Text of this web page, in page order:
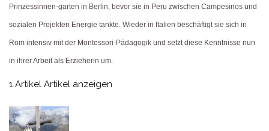
Prinzessinnen-garten in Berlin, bevor sie in Peru zwischen Campesinos und
sozialen Projekten Energie tankte. Wieder in Italien beschäftigt sie sich in
Rom intensiv mit der Montessori-Pädagogik und setzt diese Kenntnisse nun
in ihrer Arbeit als Erzieherin um.
1 Artikel Artikel anzeigen